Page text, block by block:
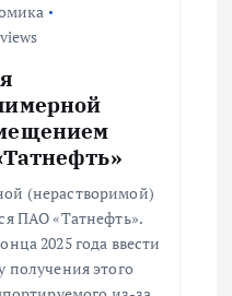
(нерастворимой)
ПАО «Татнефть».
2025 года ввести
получения этого